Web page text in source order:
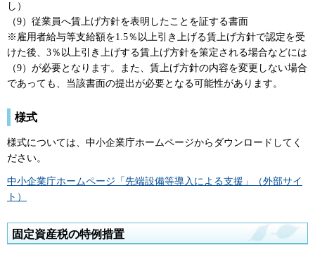
し）
（9）従業員へ賃上げ方針を表明したことを証する書面
※雇用者給与等支給額を1.5％以上引き上げる賃上げ方針で認定を受
けた後、3％以上引き上げする賃上げ方針を策定される場合などには
（9）が必要となります。また、賃上げ方針の内容を変更しない場合
であっても、当該書面の提出が必要となる可能性があります。
様式
様式については、中小企業庁ホームページからダウンロードしてく
ださい。
中小企業庁ホームページ「先端設備等導入による支援」（外部サイ
ト）
固定資産税の特例措置